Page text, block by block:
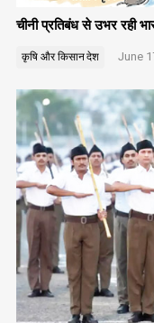
चीनी प्रतिबंध से उभर रही
कृषि और किसानदेश June